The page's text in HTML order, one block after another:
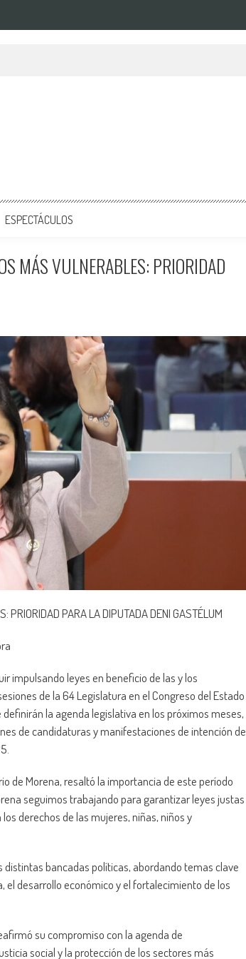
ESPECTÁCULOS
MÁS VULNERABLES: PRIORIDAD
PRIORIDAD PARA LA DIPUTADA DENI GASTÉLUM
impulsando leyes en beneficio de las y los
de la 64 Legislatura en el Congreso del Estado
la agenda legislativa en los próximos meses,
de candidaturas y manifestaciones de intención de
de Morena, resaltó la importancia de este período
seguimos trabajando para garantizar leyes justas
derechos de las mujeres, niñas, niños y
bancadas políticas, abordando temas clave
el desarrollo económico y el fortalecimiento de los
su compromiso con la agenda de
social y la protección de los sectores más